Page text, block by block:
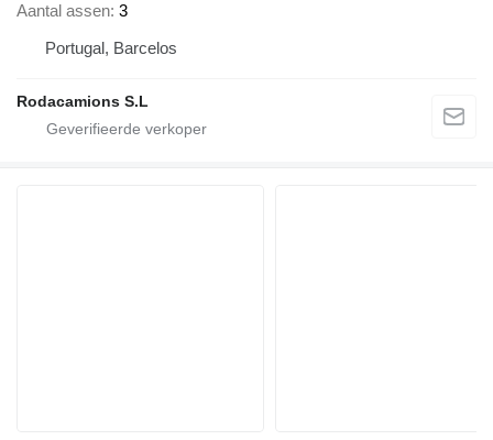
Aantal assen 3
Portugal, Barcelos
Rodacamions S.L